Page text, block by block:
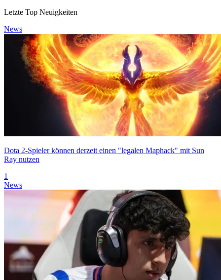
Letzte Top Neuigkeiten
News
Dota 2-Spieler können derzeit einen "legalen Maphack" mit Sun
Ray nutzen
1
News